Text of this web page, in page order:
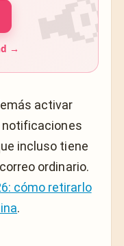
→
activar
notificaciones
incluso tiene
ordinario.
cómo retirarlo
.